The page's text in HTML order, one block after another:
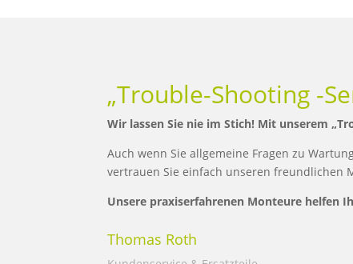
„Trouble-Shooting -
Wir lassen Sie nie im Stich! Mit unserem
Auch wenn Sie allgemeine Fragen zu
vertrauen Sie einfach unseren freundlichen
Unsere praxiserfahrenen Monteure helfen
Thomas Roth